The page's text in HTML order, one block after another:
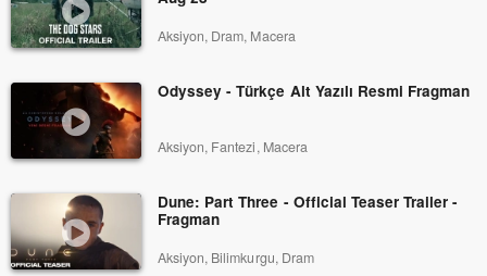
Aksiyon, Dram, Macera
Odyssey - Türkçe Alt Yazılı Resmi Fragman
Aksiyon, Fantezi, Macera
Dune: Part Three - Official Teaser Trailer -
Fragman
Aksiyon, Bilimkurgu, Dram